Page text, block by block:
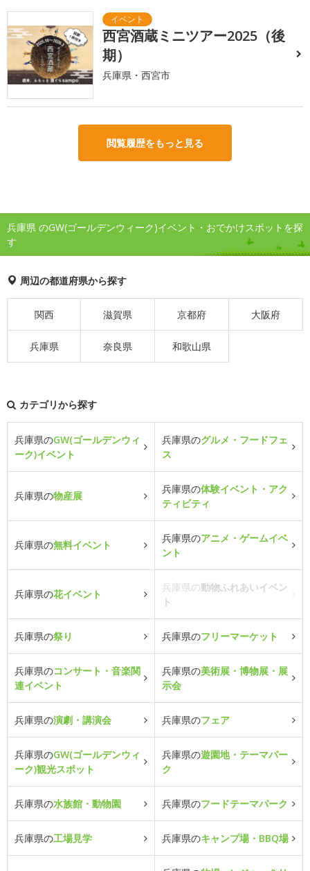
西宮酒蔵ミニツアー2025（後
期）
兵庫県・西宮市
閲覧履歴をもっと見る
兵庫県 のGW(ゴールデンウィーク)イベント・おでかけスポットを探
す
周辺の都道府県から探す
関西 滋賀県 京都府 大阪府
兵庫県 奈良県 和歌山県
カテゴリから探す
兵庫県のGW(ゴールデンウィ
ーク)イベント
兵庫県のグルメ・フードフェ
ス
兵庫県の物産展
兵庫県の体験イベント・アク
ティビティ
兵庫県の無料イベント
兵庫県のアニメ・ゲームイベ
ント
兵庫県の花イベント
兵庫県の動物ふれあいイベン
ト
兵庫県の祭り 兵庫県のフリーマーケット
兵庫県のコンサート・音楽関
連イベント
兵庫県の美術展・博物展・展
示会
兵庫県の演劇・講演会 兵庫県のフェア
兵庫県のGW(ゴールデンウィ
ーク)観光スポット
兵庫県の遊園地・テーマパー
ク
兵庫県の水族館・動物園 兵庫県のフードテーマパーク
兵庫県の工場見学 兵庫県のキャンプ場・BBQ場